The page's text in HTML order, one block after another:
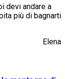
devi andare a
più di bagnarti
Elena